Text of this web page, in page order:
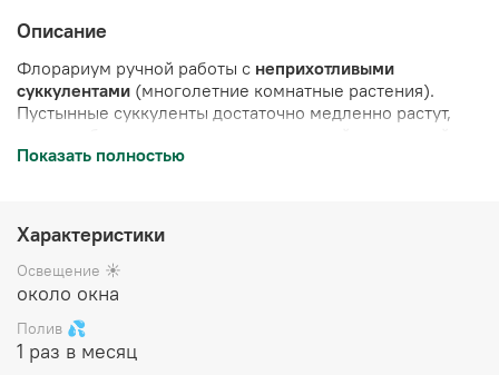
Описание
Флорариум ручной работы с неприхотливыми
суккулентами (многолетние комнатные растения).
Пустынные суккуленты достаточно медленно растут,
вазе.Полив примерно 1 раз в месяц
поливе, сохраняет свой цвет в течение 10 лет)
Цена указана за готовый флорариум
растениями и декором), упакован в белую подарочную
Показать полностью
Характеристики
Освещение ☀️
около окна
Полив 💦
1 раз в месяц